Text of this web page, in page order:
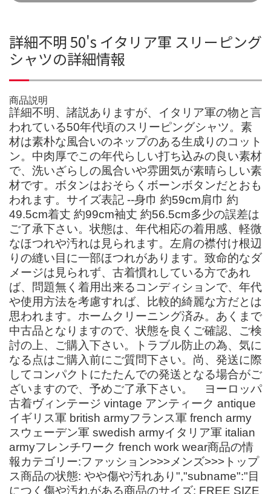
詳細不明 50's イタリア軍 スリーピング
シャツの詳細情報
商品説明
詳細不明、諸説ありますが、イタリア軍の物と言
われている50年代頃のスリーピングシャツ。素
材は素朴な風合いのネップのある生成りのコット
ン。中肉厚でこの年代らしい打ち込みの良い素材
で、洗いざらしの風合いや雰囲気が素晴らしい素
材です。ボタンはおそらくボーンボタンだとおも
われます。サイズ表記 --身巾 約59cm肩巾 約
49.5cm着丈 約99cm袖丈 約56.5cm多少の誤差は
ご了承下さい。状態は、年代相応の着用感、軽微
なほつれや汚れは見られます。左肩の襟付け根辺
りの縫い目に一部ほつれがあります。致命的なダ
メージは見られず、古着慣れしている方であれ
ば、問題無く着用出来るコンディションで、年代
や使用方法を考慮すれば、比較的綺麗な方だとは
思われます。ホームクリーニング済み。あくまで
中古品となりますので、状態を良くご確認、ご検
討の上、ご購入下さい。トラブル防止の為、気に
なる点はご購入前にご質問下さい。尚、発送に際
してコンパクトにたたんでの発送となる場合がご
ざいますので、予めご了承下さい。 ヨーロッパ
古着ヴィンテージ vintage アンティーク antique
イギリス軍 british armyフランス軍 french army
スウェーデン軍 swedish armyイタリア軍 italian
armyフレンチワーク french work wear商品の情
報カテゴリー:ファッション>>>メンズ>>>トップ
ス商品の状態: やや傷や汚れあり","subname":"目
につく傷や汚れがある商品のサイズ: FREE SIZE